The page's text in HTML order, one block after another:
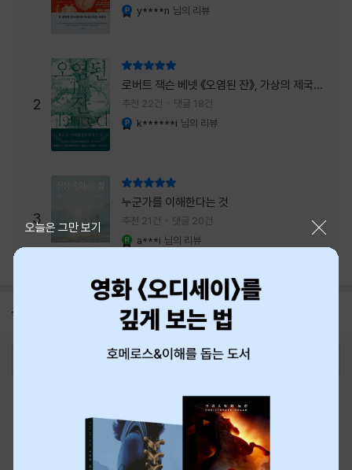
y****n 님의 리뷰
2
로버트 잭슨 베넷 《오염된 잔》, 가상의 제국이
주는 실감과 미스터리 사건의 치밀함이 이루어
내는 최상의 시너지...
추천 22건 댓글 18건
k******i 님의 리뷰
3
누군가를 이해한다는 것
추천 21건 댓글 20건
a***i 님의 리뷰
공지 8월 신용카드 무이자할부 안내
오늘은 그만 보기
최근 본 상품
티켓 1544-6399
중고샵 1566-4295
eBook 1:1문의/채팅상담
예스이십사(주) 사업자 정보
이용약관
개인정보처리방침
청소년보호정책